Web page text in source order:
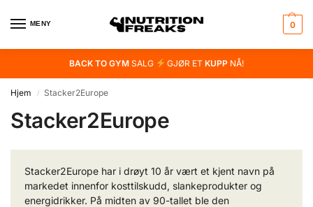
MENY 0
BACK TO GYMSALG GJØR ET KUPP NÅ!
Hjem / Stacker2Europe
Stacker2Europe
Stacker2Europe har i drøyt 10 år vært et kjent navn på
markedet innenfor kosttilskudd, slankeprodukter og
energidrikker. På midten av 90-tallet ble den